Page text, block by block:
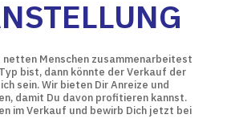
netten Menschen zusammenarbeitest
bist, dann könnte der Verkauf der
sein. Wir bieten Dir Anreize und
damit Du davon profitieren kannst.
im Verkauf und bewirb Dich jetzt bei